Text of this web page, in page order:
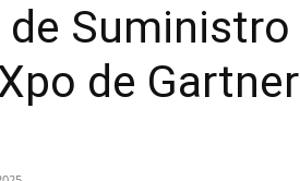
Suministro
de